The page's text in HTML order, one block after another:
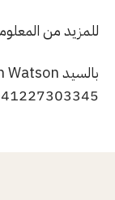
للمزيد من
41227303345+ أو 41792446470+